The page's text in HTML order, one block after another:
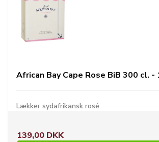
African Bay Cape Rose BiB 300 cl. -
Lækker sydafrikansk rosé
139,00 DKK